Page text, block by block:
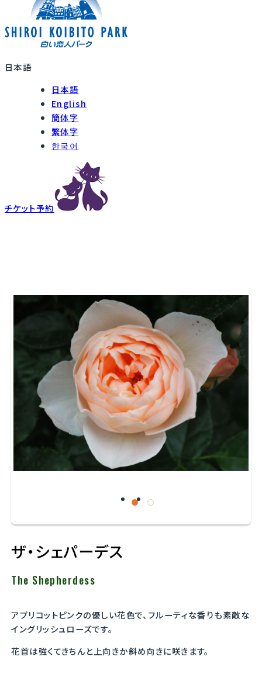
日本語
日本語
English
簡体字
繁体字
한국어
チケット予約
ザ・シェパーデス
The Shepherdess
アプリコットピンクの優しい花色で、フルーティな香りも素敵な
イングリッシュローズです。
花首は強くてきちんと上向きか斜め向きに咲きます。